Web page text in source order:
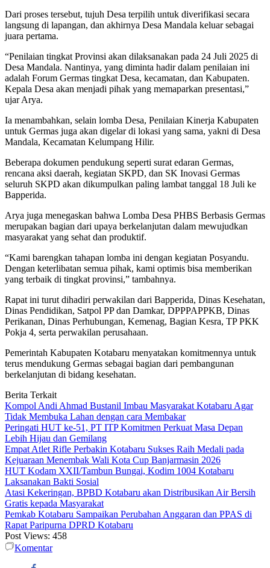
Dari proses tersebut, tujuh Desa terpilih untuk diverifikasi secara
langsung di lapangan, dan akhirnya Desa Mandala keluar sebagai
juara pertama.
“Penilaian tingkat Provinsi akan dilaksanakan pada 24 Juli 2025 di
Desa Mandala. Nantinya, yang diminta hadir dalam penilaian ini
adalah Forum Germas tingkat Desa, kecamatan, dan Kabupaten.
Kepala Desa akan menjadi pihak yang memaparkan presentasi,”
ujar Arya.
Ia menambahkan, selain lomba Desa, Penilaian Kinerja Kabupaten
untuk Germas juga akan digelar di lokasi yang sama, yakni di Desa
Mandala, Kecamatan Kelumpang Hilir.
Beberapa dokumen pendukung seperti surat edaran Germas,
rencana aksi daerah, kegiatan SKPD, dan SK Inovasi Germas
seluruh SKPD akan dikumpulkan paling lambat tanggal 18 Juli ke
Bapperida.
Arya juga menegaskan bahwa Lomba Desa PHBS Berbasis Germas
merupakan bagian dari upaya berkelanjutan dalam mewujudkan
masyarakat yang sehat dan produktif.
“Kami barengkan tahapan lomba ini dengan kegiatan Posyandu.
Dengan keterlibatan semua pihak, kami optimis bisa memberikan
yang terbaik di tingkat provinsi,” tambahnya.
Rapat ini turut dihadiri perwakilan dari Bapperida, Dinas Kesehatan,
Dinas Pendidikan, Satpol PP dan Damkar, DPPPAPPKB, Dinas
Perikanan, Dinas Perhubungan, Kemenag, Bagian Kesra, TP PKK
Pokja 4, serta perwakilan perusahaan.
Pemerintah Kabupaten Kotabaru menyatakan komitmennya untuk
terus mendukung Germas sebagai bagian dari pembangunan
berkelanjutan di bidang kesehatan.
Berita Terkait
Kompol Andi Ahmad Bustanil Imbau Masyarakat Kotabaru Agar
Tidak Membuka Lahan dengan cara Membakar
Peringati HUT ke-51, PT ITP Komitmen Perkuat Masa Depan
Lebih Hijau dan Gemilang
Empat Atlet Rifle Perbakin Kotabaru Sukses Raih Medali pada
Kejuaraan Menembak Wali Kota Cup Banjarmasin 2026
HUT Kodam XXII/Tambun Bungai, Kodim 1004 Kotabaru
Laksanakan Bakti Sosial
Atasi Kekeringan, BPBD Kotabaru akan Distribusikan Air Bersih
Gratis kepada Masyarakat
Pemkab Kotabaru Sampaikan Perubahan Anggaran dan PPAS di
Rapat Paripurna DPRD Kotabaru
Post Views: 458
Komentar